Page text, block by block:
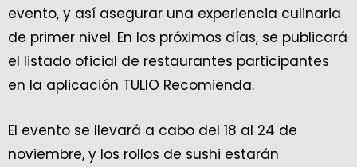
evento, y así asegurar una experiencia culinaria
de primer nivel. En los próximos días, se publicará
el listado oficial de restaurantes participantes
en la aplicación TULIO Recomienda.
El evento se llevará a cabo del 18 al 24 de
noviembre, y los rollos de sushi estarán